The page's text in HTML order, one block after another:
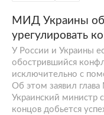
МИД Украины
урегулировать
У России и Украины
обострившийся
исключительно с
Об этом заявил
Украинский министр
концов добьется